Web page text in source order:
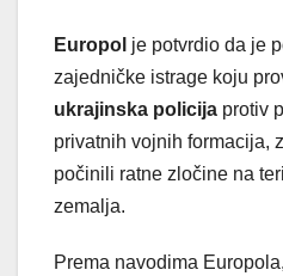
Europol je potvrdio da je
zajedničke istrage koju
ukrajinska policija protiv
privatnih vojnih formacija,
počinili ratne zločine na
zemalja.
Prema navodima